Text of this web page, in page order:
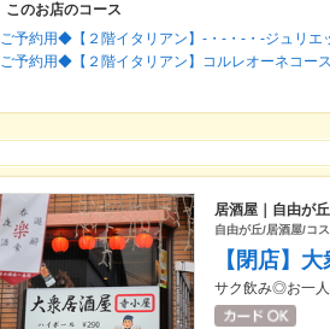
このお店のコース
ご予約用◆【２階イタリアン】-・-・-・-ジュリエ
ご予約用◆【２階イタリアン】コルレオーネコー
居酒屋｜自由が丘
自由が丘/居酒屋/コ
【閉店】
サク飲み◎お一